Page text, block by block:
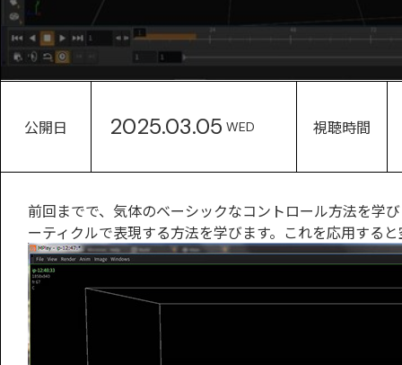
公開日 2025.03.05 WED 視聴時間
前回までで、気体のベーシックなコントロール方法を学
ーティクルで表現する方法を学びます。これを応用する